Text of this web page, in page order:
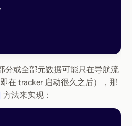
,
分或全部元数据可能只在导航流
在 tracker 启动很久之后），那
方法来实现：